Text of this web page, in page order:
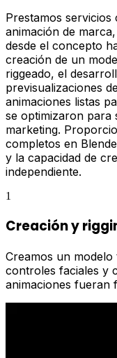
Prestamos
animación de
desde el concepto
creación de un
riggeado, el
previsualizaciones
animaciones listas
se optimizaron para
marketing.
completos en
y la capacidad de
independiente.
1
Creación y
Creamos un
controles faciales y
animaciones fueran